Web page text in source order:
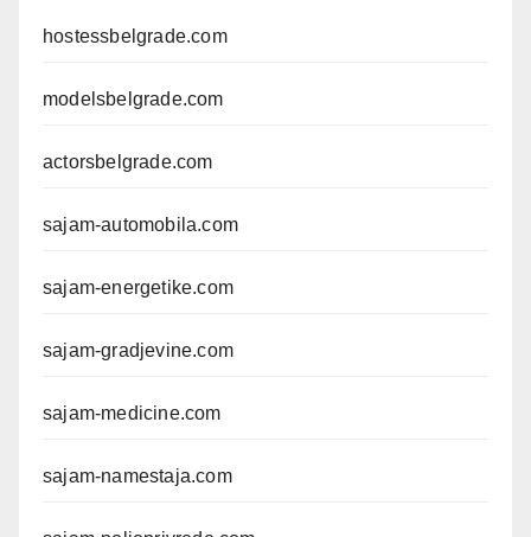
hostessbelgrade.com
modelsbelgrade.com
actorsbelgrade.com
sajam-automobila.com
sajam-energetike.com
sajam-gradjevine.com
sajam-medicine.com
sajam-namestaja.com